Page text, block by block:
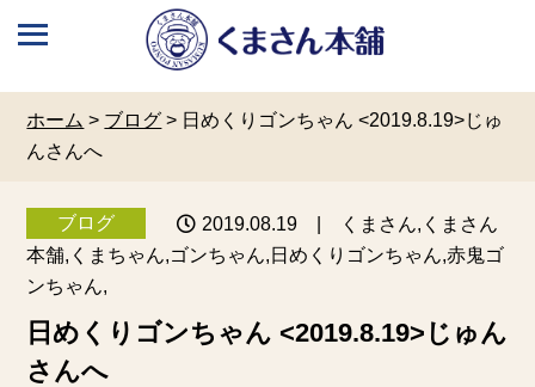
ホーム > ブログ > 日めくりゴンちゃん <2019.8.19>じゅ
んさんへ
ブログ 2019.08.19 | くまさん,くまさん
本舗,くまちゃん,ゴンちゃん,日めくりゴンちゃん,赤鬼ゴ
ンちゃん,
日めくりゴンちゃん <2019.8.19>じゅん
さんへ